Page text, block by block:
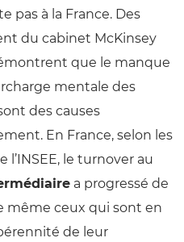
pas à la France. Des
du cabinet McKinsey
que le manque
mentale des
des causes
En France, selon les
l’INSEE, le turnover au
a progressé de
même ceux qui sont en
de leur